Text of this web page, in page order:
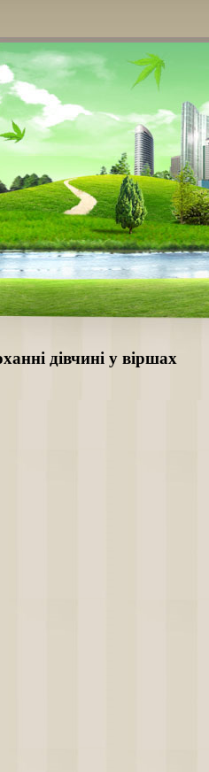
дівчині у віршах